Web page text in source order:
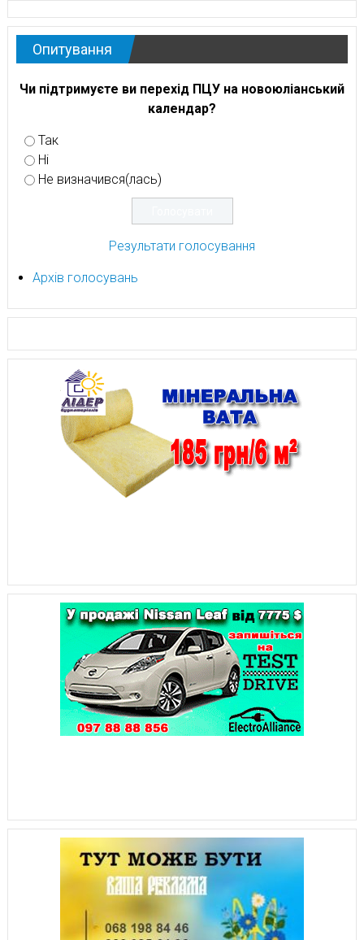
Опитування
Чи підтримуєте ви перехід ПЦУ на новоюліанський
календар?
Так
Ні
Не визначився(лась)
Результати голосування
Архів голосувань